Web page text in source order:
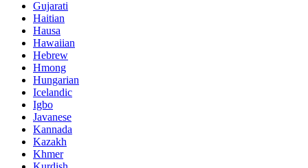
Gujarati
Haitian
Hausa
Hawaiian
Hebrew
Hmong
Hungarian
Icelandic
Igbo
Javanese
Kannada
Kazakh
Khmer